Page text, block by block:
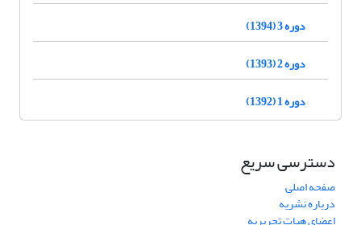
دوره 3 (1394)
دوره 2 (1393)
دوره 1 (1392)
دسترسی سریع
صفحه اصلی
درباره نشریه
اعضای هیات تحریریه